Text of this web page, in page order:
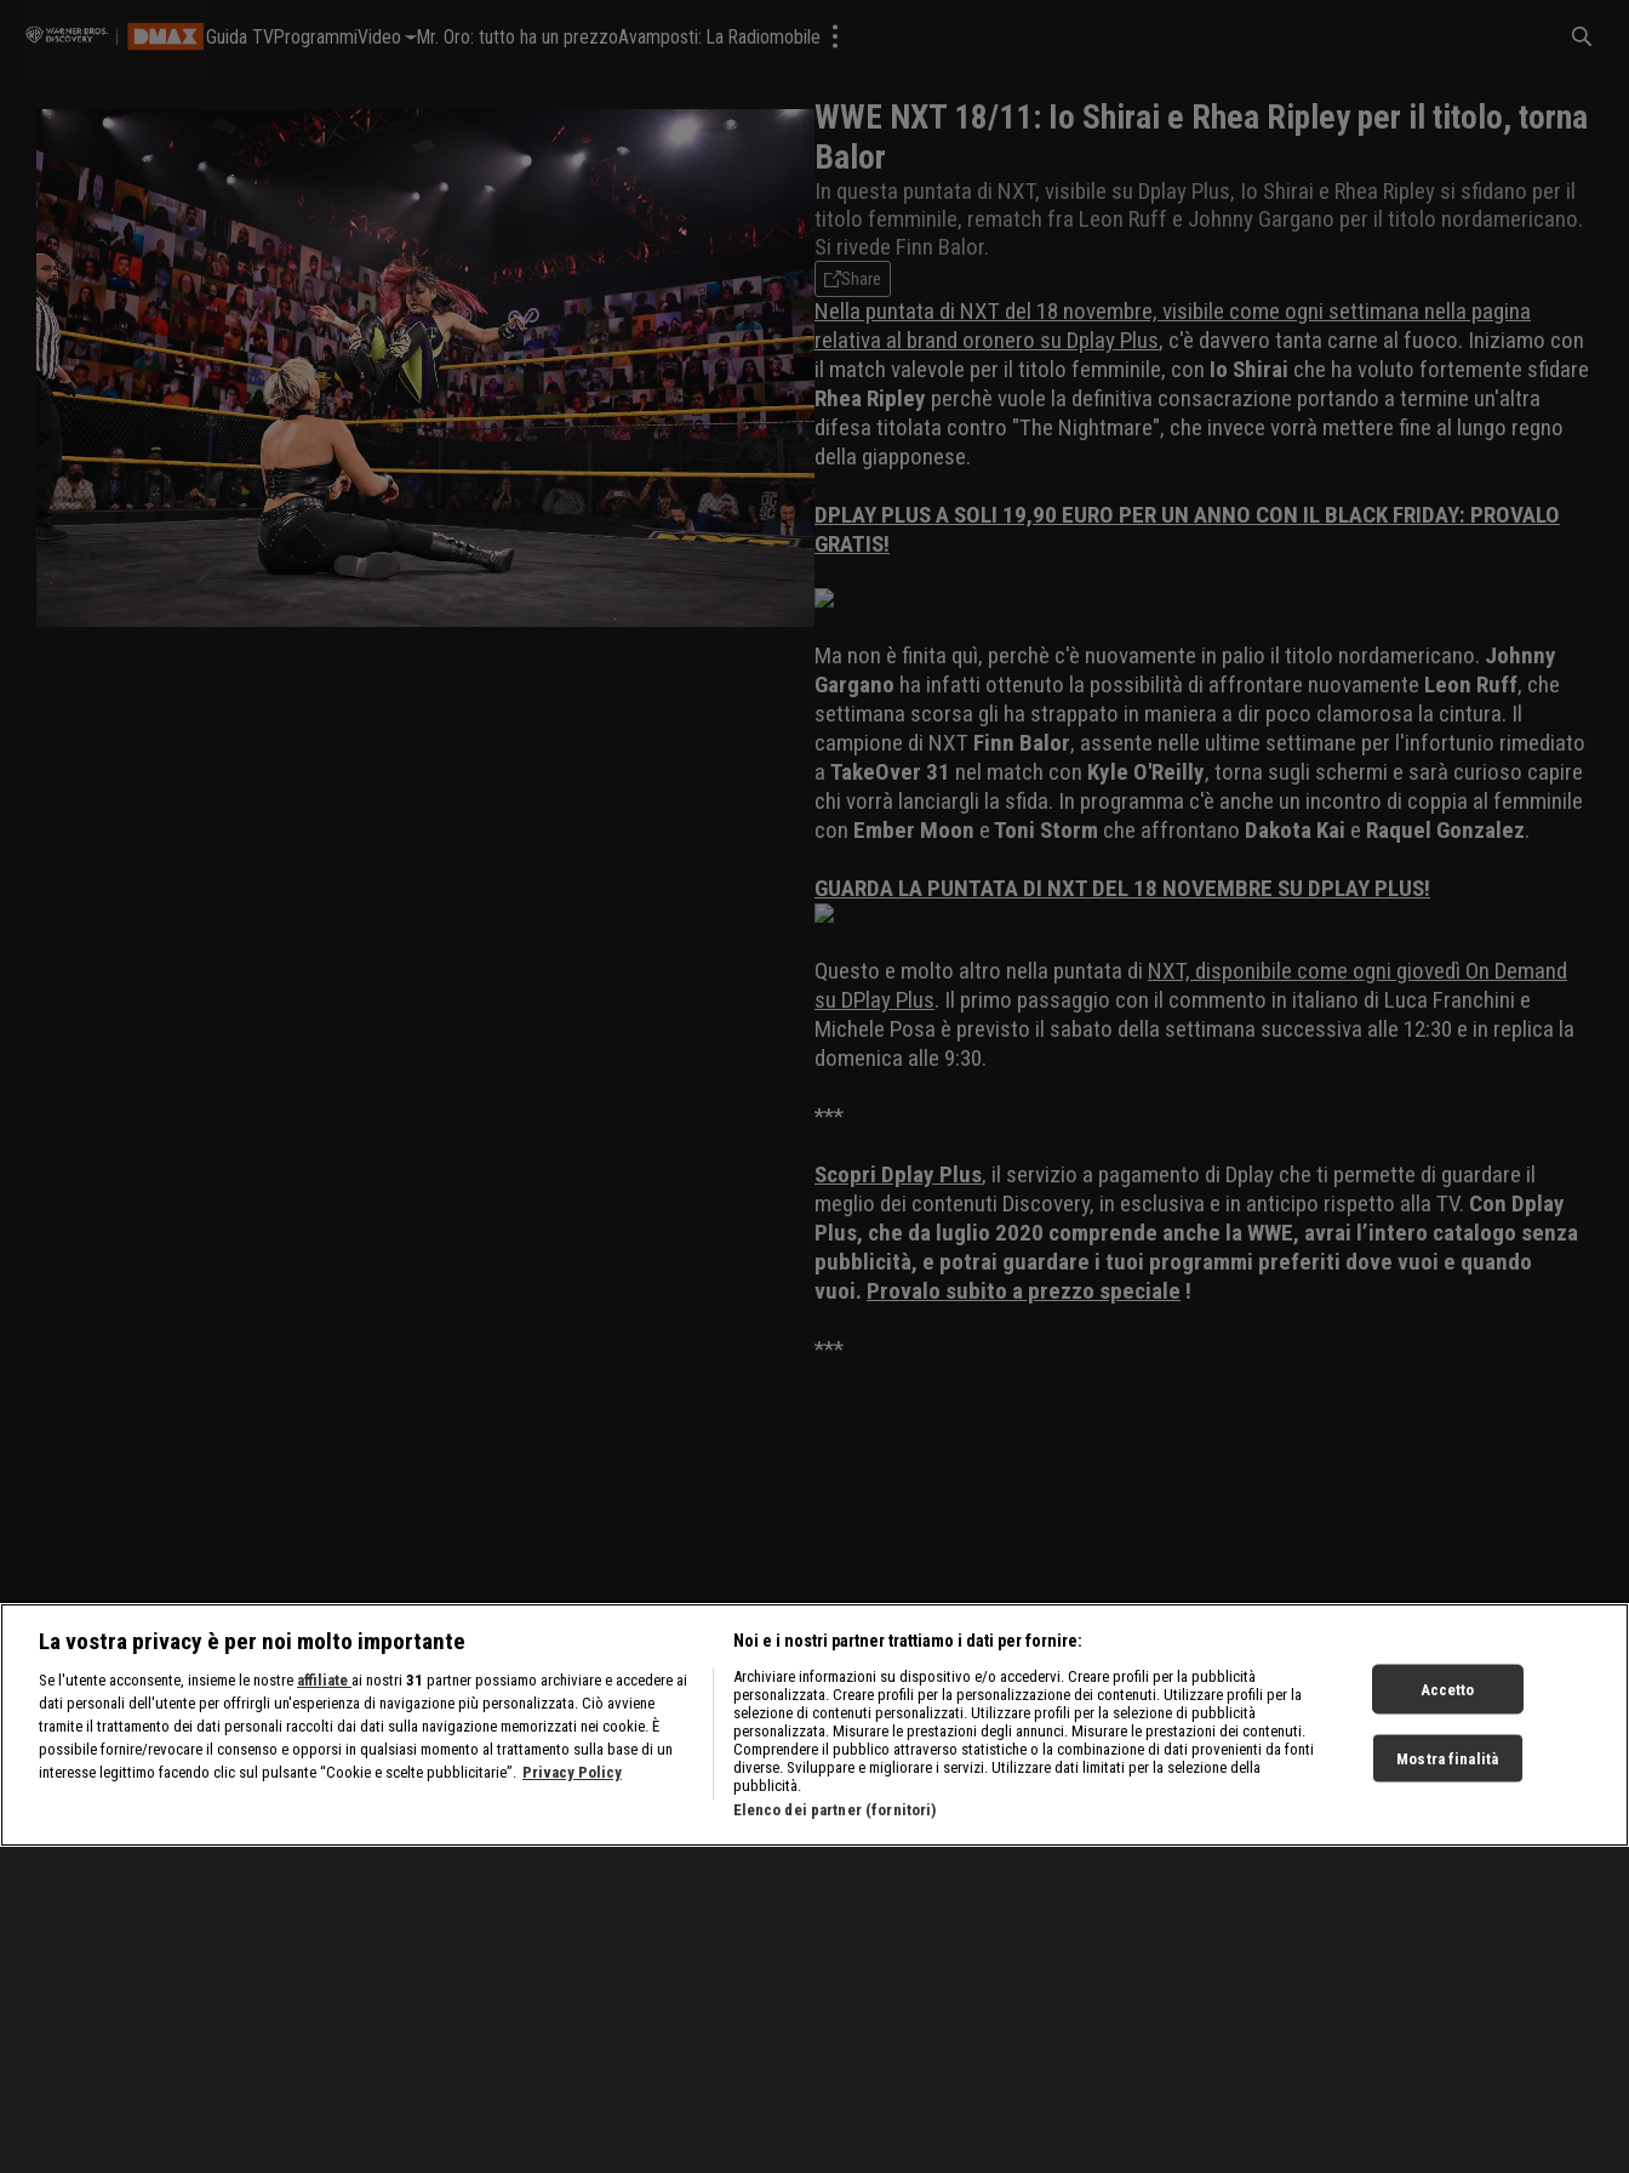
Guida TVProgrammiVideo Mr. Oro: tutto ha un prezzoAvamposti: La Radiomobile
WWE NXT 18/11: Io Shirai e Rhea Ripley per il titolo, torna
Balor
In questa puntata di NXT, visibile su Dplay Plus, Io Shirai e Rhea Ripley si sfidano per il
titolo femminile, rematch fra Leon Ruff e Johnny Gargano per il titolo nordamericano.
Si rivede Finn Balor.
Share
Nella puntata di NXT del 18 novembre, visibile come ogni settimana nella pagina
relativa al brand oronero su Dplay Plus, c'è davvero tanta carne al fuoco. Iniziamo con
il match valevole per il titolo femminile, con Io Shirai che ha voluto fortemente sfidare
Rhea Ripley perchè vuole la definitiva consacrazione portando a termine un'altra
difesa titolata contro "The Nightmare", che invece vorrà mettere fine al lungo regno
della giapponese.
DPLAY PLUS A SOLI 19,90 EURO PER UN ANNO CON IL BLACK FRIDAY: PROVALO
GRATIS!
Ma non è finita quì, perchè c'è nuovamente in palio il titolo nordamericano. Johnny
Gargano ha infatti ottenuto la possibilità di affrontare nuovamente Leon Ruff, che
settimana scorsa gli ha strappato in maniera a dir poco clamorosa la cintura. Il
campione di NXT Finn Balor, assente nelle ultime settimane per l'infortunio rimediato
a TakeOver 31 nel match con Kyle O'Reilly, torna sugli schermi e sarà curioso capire
chi vorrà lanciargli la sfida. In programma c'è anche un incontro di coppia al femminile
con Ember Moon eToni Storm che affrontano Dakota Kai e Raquel Gonzalez.
GUARDA LA PUNTATA DI NXT DEL 18 NOVEMBRE SU DPLAY PLUS!
Questo e molto altro nella puntata di NXT, disponibile come ogni giovedì On Demand
su DPlay Plus. Il primo passaggio con il commento in italiano di Luca Franchini e
Michele Posa è previsto il sabato della settimana successiva alle 12:30 e in replica la
domenica alle 9:30.
***
Scopri Dplay Plus, il servizio a pagamento di Dplay che ti permette di guardare il
meglio dei contenuti Discovery, in esclusiva e in anticipo rispetto alla TV. Con Dplay
Plus, che da luglio 2020 comprende anche la WWE, avrai l’intero catalogo senza
pubblicità, e potrai guardare i tuoi programmi preferiti dove vuoi e quando
vuoi. Provalo subito a prezzo speciale !
***
La vostra privacy è per noi molto importante
Se l'utente acconsente, insieme le nostre affiliate ai nostri 31 partner possiamo archiviare e accedere ai
dati personali dell'utente per offrirgli un'esperienza di navigazione più personalizzata. Ciò avviene
tramite il trattamento dei dati personali raccolti dai dati sulla navigazione memorizzati nei cookie. È
possibile fornire/revocare il consenso e opporsi in qualsiasi momento al trattamento sulla base di un
interesse legittimo facendo clic sul pulsante “Cookie e scelte pubblicitarie”. Privacy Policy
Noi e i nostri partner trattiamo i dati per fornire:
Archiviare informazioni su dispositivo e/o accedervi. Creare profili per la pubblicità
personalizzata. Creare profili per la personalizzazione dei contenuti. Utilizzare profili per la
selezione di contenuti personalizzati. Utilizzare profili per la selezione di pubblicità
personalizzata. Misurare le prestazioni degli annunci. Misurare le prestazioni dei contenuti.
Comprendere il pubblico attraverso statistiche o la combinazione di dati provenienti da fonti
diverse. Sviluppare e migliorare i servizi. Utilizzare dati limitati per la selezione della
pubblicità.
Elenco dei partner (fornitori)
Accetto
Mostra finalità